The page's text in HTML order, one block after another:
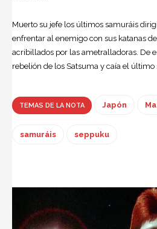
Muerto su jefe los últimos samuráis
enfrentar al enemigo con sus katanas
acribillados por las ametralladoras. De
rebelión de los Satsuma y caía el último
TEMAS DE LA NOTA Japón
samuráis seppuku